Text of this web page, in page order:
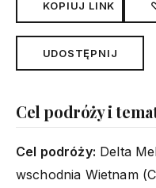
KOPIUJ LINK
UDOSTĘPNIJ
Cel podróży i
Cel podróży: Delta
wschodnia Wietnam